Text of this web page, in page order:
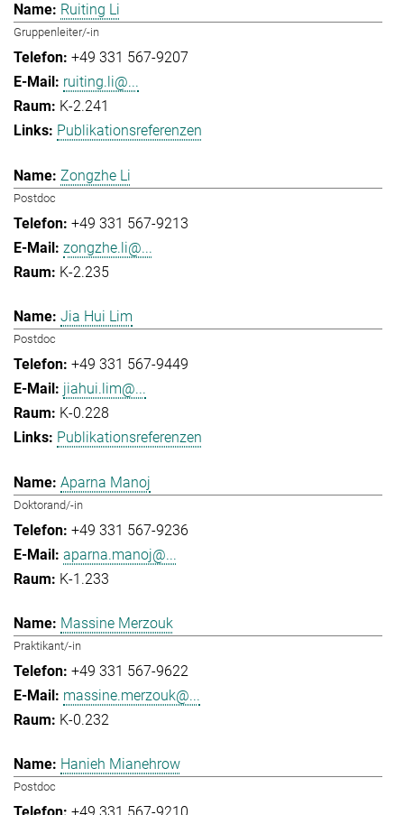
Ruiting Li
Gruppenleiter/-in
+49 331 567-9207
ruiting.li@...
K-2.241
Publikationsreferenzen
Zongzhe Li
Postdoc
+49 331 567-9213
zongzhe.li@...
K-2.235
Jia Hui Lim
Postdoc
+49 331 567-9449
jiahui.lim@...
K-0.228
Publikationsreferenzen
Aparna Manoj
Doktorand/-in
+49 331 567-9236
aparna.manoj@...
K-1.233
Massine Merzouk
Praktikant/-in
+49 331 567-9622
massine.merzouk@...
K-0.232
Hanieh Mianehrow
Postdoc